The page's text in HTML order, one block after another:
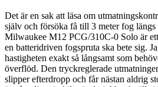
Det är en sak att läsa om
själv och försöka få till 3 meter fog
Milwaukee M12 PCG/310C-0 Solo är
en batteridriven fogspruta ska bete sig.
hastigheten exakt så långsamt som
överflöd. Den tryckreglerade
slipper efterdropp och får nästan aldrig